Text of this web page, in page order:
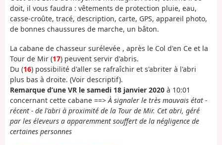
doit, il vous faudra : vêtements de protection pluie, eau,
casse-croûte, tracé, description, carte, GPS, appareil photo,
de bonnes chaussures de marche, un bâton.
La cabane de chasseur surélevée , après le Col d'en Ce et la
Tour de Mir (17) peuvent servir d'abris.
Du (16) possibilité d'aller se rafraîchir et s'abriter à l'abri
plus bas à droite. (Voir descriptif).
Remarque d’une VR le samedi 18 janvier 2020 à 10:01
concernant cette cabane ==> À signaler le très mauvais état -
récent - de l'abri à proximité de la Tour de Mir. Cet abri, géré
par les éleveurs a apparemment souffert de la négligence de
certaines personnes